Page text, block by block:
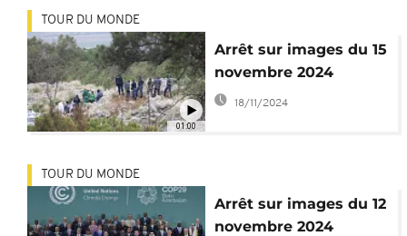
01:00
TOUR DU MONDE
Arrêt sur images du 15
novembre 2024
18/11/2024
TOUR DU MONDE
Arrêt sur images du 12
novembre 2024